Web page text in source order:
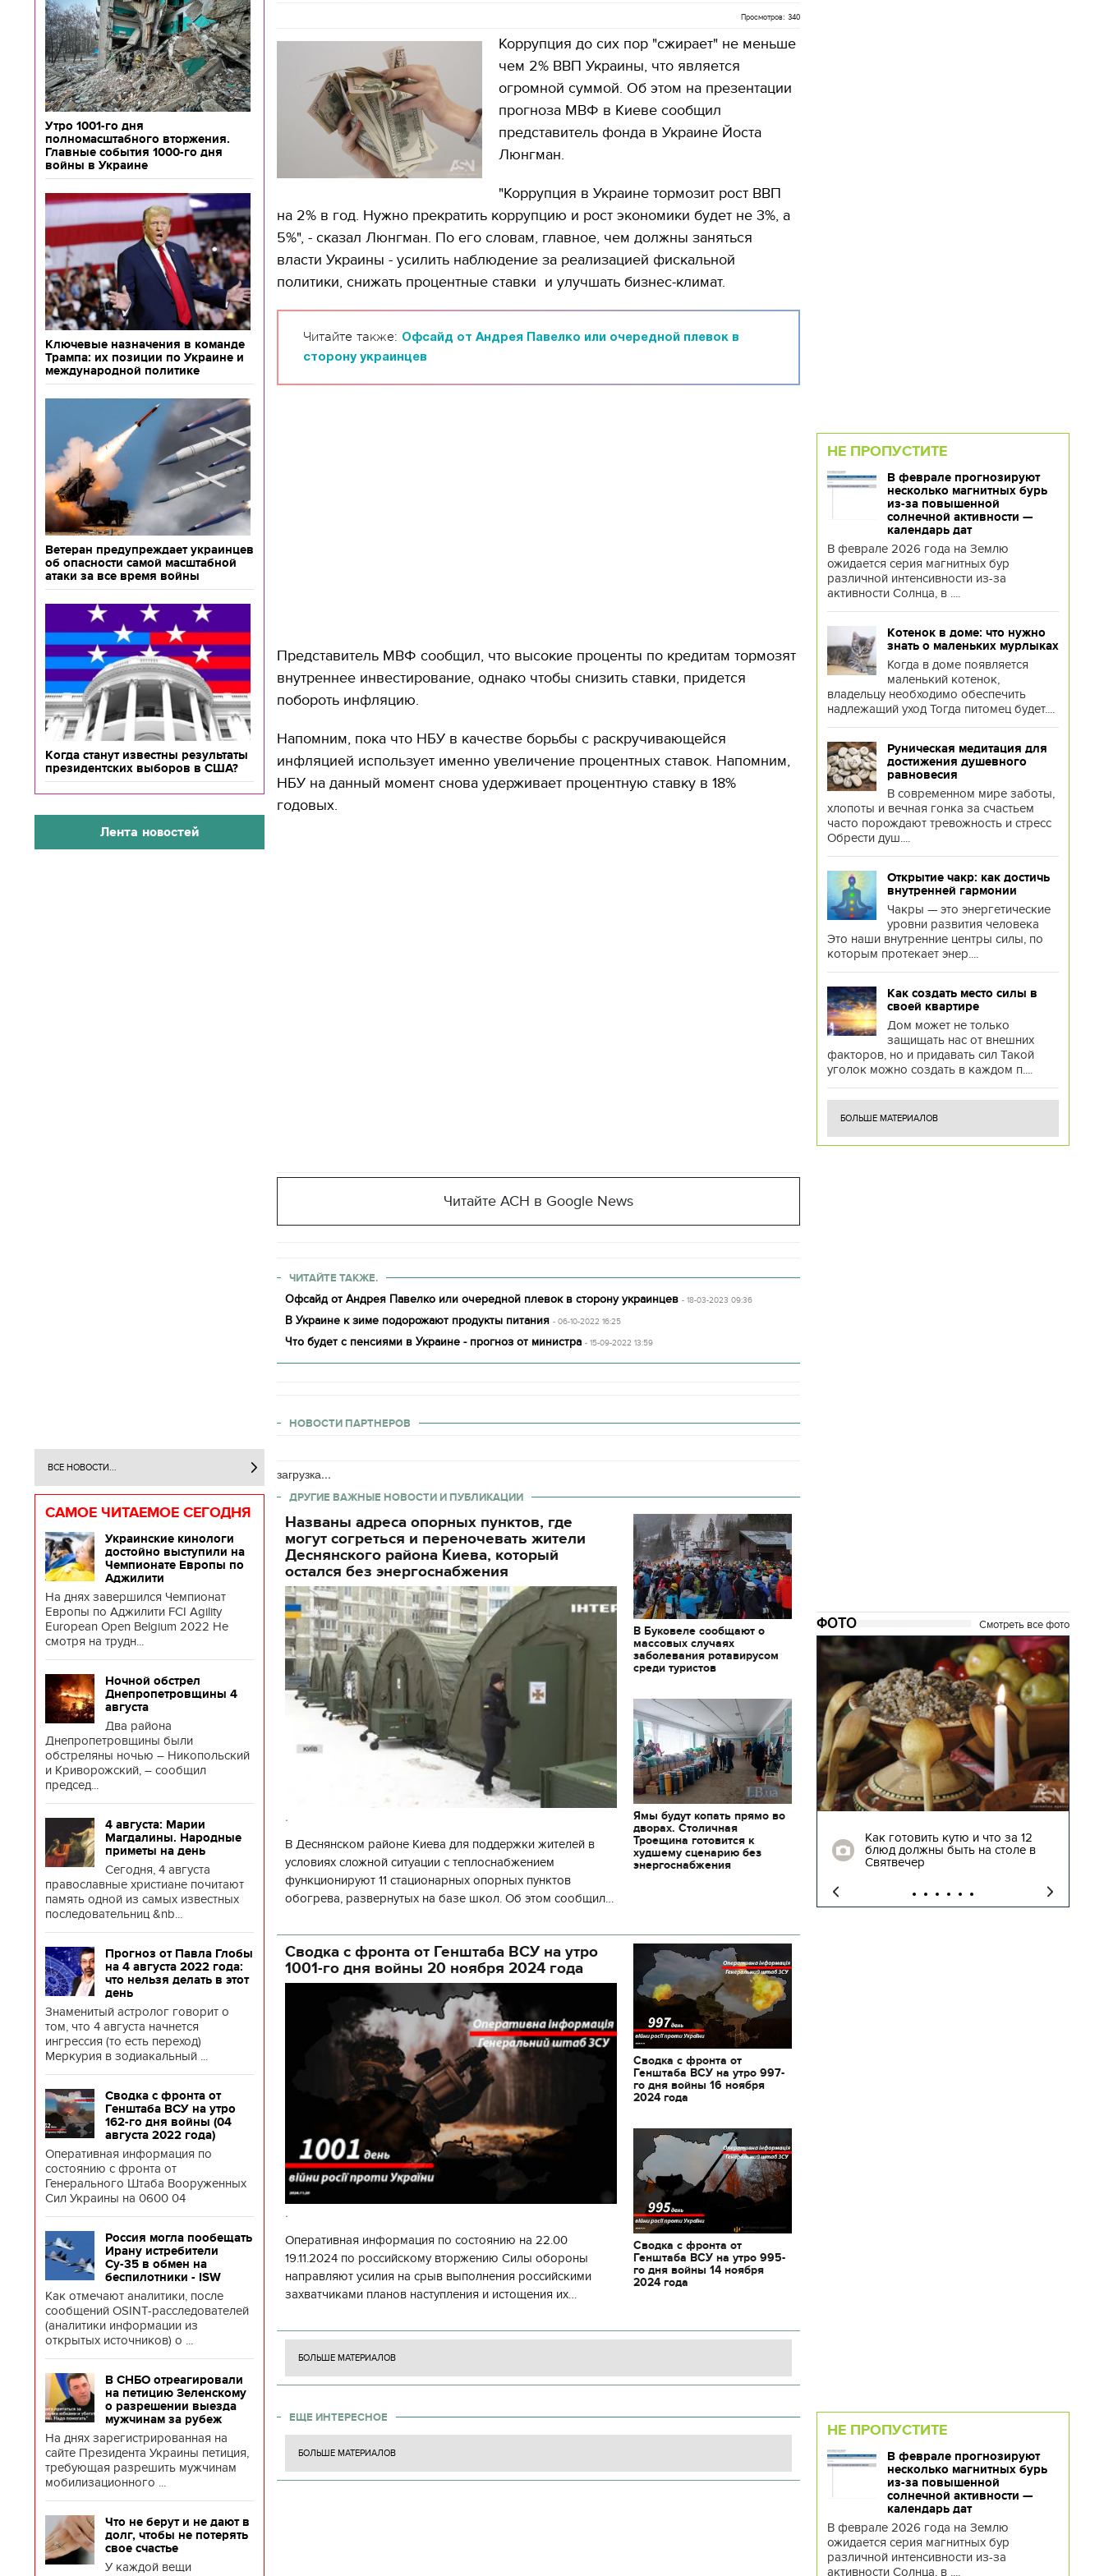
Утро 1001-го дня
полномасштабного вторжения.
Главные события 1000-го дня
войны в Украине
Ключевые назначения в команде
Трампа: их позиции по Украине и
международной политике
Ветеран предупреждает украинцев
об опасности самой масштабной
атаки за все время войны
Когда станут известны результаты
президентских выборов в США?
Лента новостей
ВСЕ НОВОСТИ...
САМОЕ ЧИТАЕМОЕ СЕГОДНЯ
Украинские кинологи
достойно выступили на
Чемпионате Европы по
Аджилити
На днях завершился Чемпионат
Европы по Аджилити FCI Agility
European Open Belgium 2022 Не
смотря на трудн...
Ночной обстрел
Днепропетровщины 4
августа
Два района
Днепропетровщины были
обстреляны ночью – Никопольский
и Криворожский, – сообщил
председ...
4 августа: Марии
Магдалины. Народные
приметы на день
Сегодня, 4 августа
православные христиане почитают
память одной из самых известных
последовательниц &nb...
Прогноз от Павла Глобы
на 4 августа 2022 года:
что нельзя делать в этот
день
Знаменитый астролог говорит о
том, что 4 августа начнется
ингрессия (то есть переход)
Меркурия в зодиакальный ...
Сводка с фронта от
Генштаба ВСУ на утро
162-го дня войны (04
августа 2022 года)
Оперативная информация по
состоянию с фронта от
Генерального Штаба Вооруженных
Сил Украины на 0600 04
Россия могла пообещать
Ирану истребители
Су-35 в обмен на
беспилотники - ISW
Как отмечают аналитики, после
сообщений OSINT-расследователей
(аналитики информации из
открытых источников) о ...
В СНБО отреагировали
на петицию Зеленскому
о разрешении выезда
мужчинам за рубеж
На днях зарегистрированная на
сайте Президента Украины петиция,
требующая разрешить мужчинам
мобилизационного ...
Что не берут и не дают в
долг, чтобы не потерять
свое счастье
У каждой вещи
Просмотров: 340
Коррупция до сих пор "сжирает" не меньше
чем 2% ВВП Украины, что является
огромной суммой. Об этом на презентации
прогноза МВФ в Киеве сообщил
представитель фонда в Украине Йоста
Люнгман.
"Коррупция в Украине тормозит рост ВВП
на 2% в год. Нужно прекратить коррупцию и рост экономики будет не 3%, а
5%", - сказал Люнгман. По его словам, главное, чем должны заняться
власти Украины - усилить наблюдение за реализацией фискальной
политики, снижать процентные ставки и улучшать бизнес-климат.
Читайте также: Офсайд от Андрея Павелко или очередной плевок в
сторону украинцев
Представитель МВФ сообщил, что высокие проценты по кредитам тормозят
внутреннее инвестирование, однако чтобы снизить ставки, придется
побороть инфляцию.
Напомним, пока что НБУ в качестве борьбы с раскручивающейся
инфляцией использует именно увеличение процентных ставок. Напомним,
НБУ на данный момент снова удерживает процентную ставку в 18%
годовых.
Читайте АСН в Google News
ЧИТАЙТЕ ТАКЖЕ.
Офсайд от Андрея Павелко или очередной плевок в сторону украинцев - 18-03-2023 09:36
В Украине к зиме подорожают продукты питания - 06-10-2022 16:25
Что будет с пенсиями в Украине - прогноз от министра - 15-09-2022 13:59
НОВОСТИ ПАРТНЕРОВ
загрузка...
ДРУГИЕ ВАЖНЫЕ НОВОСТИ И ПУБЛИКАЦИИ
Названы адреса опорных пунктов, где
могут согреться и переночевать жители
Деснянского района Киева, который
остался без энергоснабжения
.
В Деснянском районе Киева для поддержки жителей в
условиях сложной ситуации с теплоснабжением
функционируют 11 стационарных опорных пунктов
обогрева, развернутых на базе школ. Об этом сообщил
государственной а
В Буковеле сообщают о
массовых случаях
заболевания ротавирусом
среди туристов
Ямы будут копать прямо во
дворах. Столичная
Троещина готовится к
худшему сценарию без
энергоснабжения
Сводка с фронта от Генштаба ВСУ на утро
1001-го дня войны 20 ноября 2024 года
.
Оперативная информация по состоянию на 22.00
19.11.2024 по российскому вторжению Силы обороны
направляют усилия на срыв выполнения российскими
захватчиками планов наступления и истощения их
боевых ст
Сводка с фронта от
Генштаба ВСУ на утро 997-
го дня войны 16 ноября
2024 года
Сводка с фронта от
Генштаба ВСУ на утро 995-
го дня войны 14 ноября
2024 года
БОЛЬШЕ МАТЕРИАЛОВ
ЕЩЕ ИНТЕРЕСНОЕ
БОЛЬШЕ МАТЕРИАЛОВ
НЕ ПРОПУСТИТЕ
В феврале прогнозируют
несколько магнитных бурь
из-за повышенной
солнечной активности —
календарь дат
В феврале 2026 года на Землю
ожидается серия магнитных бур
различной интенсивности из-за
активности Солнца, в ....
Котенок в доме: что нужно
знать о маленьких мурлыках
Когда в доме появляется
маленький котенок,
владельцу необходимо обеспечить
надлежащий уход Тогда питомец будет....
Руническая медитация для
достижения душевного
равновесия
В современном мире заботы,
хлопоты и вечная гонка за счастьем
часто порождают тревожность и стресс
Обрести душ....
Открытие чакр: как достичь
внутренней гармонии
Чакры — это энергетические
уровни развития человека
Это наши внутренние центры силы, по
которым протекает энер....
Как создать место силы в
своей квартире
Дом может не только
защищать нас от внешних
факторов, но и придавать сил Такой
уголок можно создать в каждом п....
БОЛЬШЕ МАТЕРИАЛОВ
ФОТО Смотреть все фото
11.10.2017 | 16:22
Времена Руси: как выглядят
декорации к фильму
"Сторожевая застава"
Как готовить кутю и что за 12
блюд должны быть на столе в
Святвечер
НЕ ПРОПУСТИТЕ
В феврале прогнозируют
несколько магнитных бурь
из-за повышенной
солнечной активности —
календарь дат
В феврале 2026 года на Землю
ожидается серия магнитных бур
различной интенсивности из-за
активности Солнца, в ....